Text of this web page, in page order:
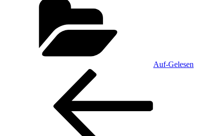
Auf-Gelesen
Beitragsnavigation